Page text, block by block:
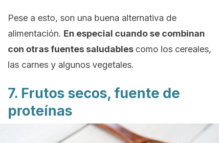
Pese a esto, son una buena alternativa de
alimentación. En especial cuando se combinan
con otras fuentes saludables como los cereales,
las carnes y algunos vegetales.
7. Frutos secos, fuente de
proteínas